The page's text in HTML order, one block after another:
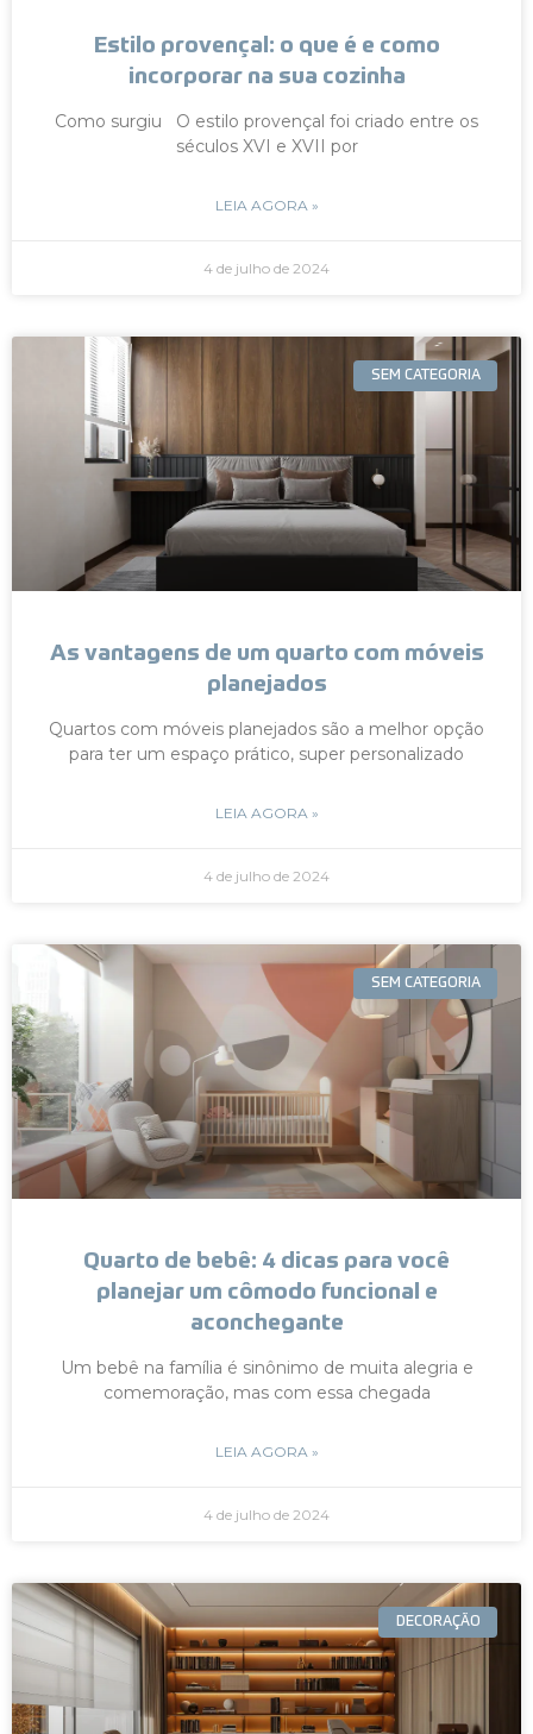
Estilo provençal: o que é e como
incorporar na sua cozinha
Como surgiu O estilo provençal foi criado entre os
séculos XVI e XVII por
LEIA AGORA »
4 de julho de 2024
SEM CATEGORIA
As vantagens de um quarto com móveis
planejados
Quartos com móveis planejados são a melhor opção
para ter um espaço prático, super personalizado
LEIA AGORA »
4 de julho de 2024
SEM CATEGORIA
Quarto de bebê: 4 dicas para você
planejar um cômodo funcional e
aconchegante
Um bebê na família é sinônimo de muita alegria e
comemoração, mas com essa chegada
LEIA AGORA »
4 de julho de 2024
DECORAÇÃO